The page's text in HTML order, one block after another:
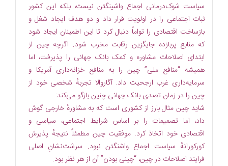
سیاست شوک‏‌درمانی اجماع واشینگتن نیست، بلکه این کشور
ثبات اجتماعی را در اولویت قرار داد و دو هدف ایجاد شغل و
بازساخت اقتصادی را تواماً دنبال کرد تا این اطمینان ایجاد شود
که منابع پربازده جایگزین رقابت مخرب شود. اگرچه چین از
ابتدای اصلاحات مشاوره و کمک بانک جهانی را پذیرفت، اما
همیشه “منافع ملی” چین را به منافع خزانه‌‏داری آمریکا و
سرمایه‌داری غرب ارجحیت داد. آگاروالا تجربهٔ شخصی خود از
چین را در زمان تصدی بانک جهانی چنین بازگو می‏‌کند:
شاید چین مثال بارز از کشوری است که به مشاورهٔ خارجی گوش
داد، اما تصمیمات را بر اساس شرایط اجتماعی، سیاسی و
اقتصادی خود اتخاذ کرد. موفقیت چین مطمئناً نتیجهٔ پذیرش
کورکورانهٔ سیاست‏ اجماع واشنگتن نبود. سرشت‌نشانِ اصلی
فرایند اصلاحات در چین، “چینی بودن” آن از هر نظر بود.